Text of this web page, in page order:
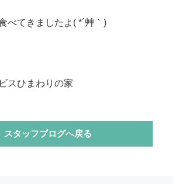
べてきましたよ( *´艸｀)
スひまわりの家
スタッフブログへ戻る